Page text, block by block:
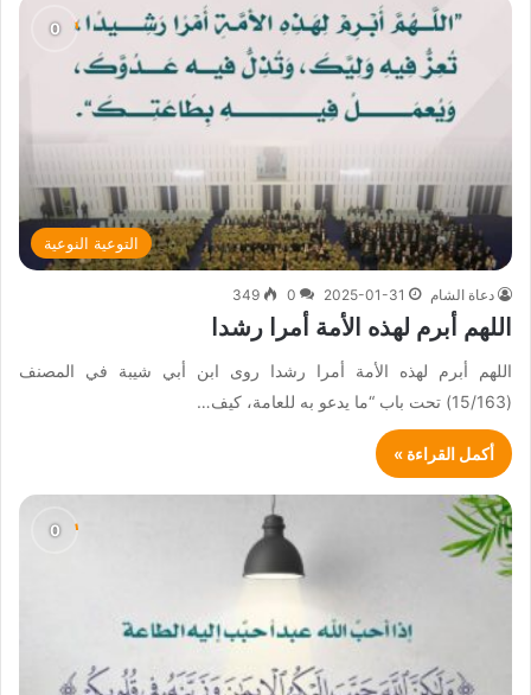
التوعية النوعية
دعاة الشام 2025-01-31
0
349
اللهم أبرم لهذه الأمة أمرا رشدا
اللهم أبرم لهذه الأمة أمرا رشدا روى ابن أبي شيبة في المصنف
(15/163) تحت باب “ما يدعو به للعامة، كيف…
أكمل القراءة »